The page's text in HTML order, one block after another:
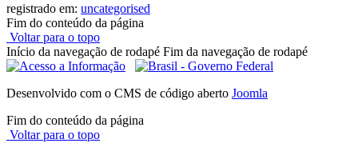
registrado em: uncategorised
Fim do conteúdo da página
Voltar para o topo
Início da navegação de rodapé Fim da navegação de rodapé
Desenvolvido com o CMS de código aberto Joomla
Fim do conteúdo da página
Voltar para o topo